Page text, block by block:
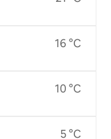
16 °C
10 °C
5 °C